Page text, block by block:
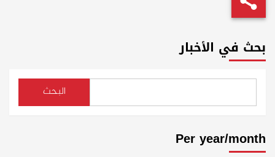
بحث في الأخبار
البحث
Per year/month